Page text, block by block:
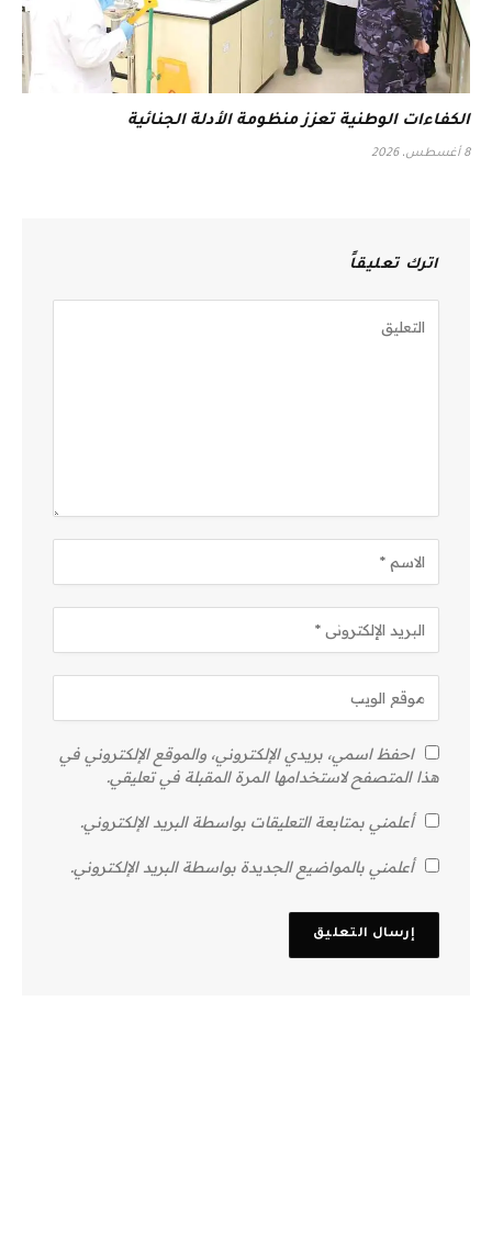
الكفاءات الوطنية تعزز منظومة الأدلة الجنائية
8 أغسطس، 2026
اترك تعليقاً
احفظ اسمي، بريدي الإلكتروني، والموقع الإلكتروني في
هذا المتصفح لاستخدامها المرة المقبلة في تعليقي.
أعلمني بمتابعة التعليقات بواسطة البريد الإلكتروني.
أعلمني بالمواضيع الجديدة بواسطة البريد الإلكتروني.